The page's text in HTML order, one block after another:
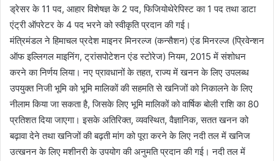
ड्रेसर के 11 पद, आहार विशेषज्ञ के 2 पद, फिजियोथेरेपिस्ट का 1 पद तथा डाटा
एंट्री ऑपरेटर के 4 पद भरने को स्वीकृति प्रदान की गई।
मंत्रिमंडल ने हिमाचल प्रदेश माइनर मिनरल्ज (कन्सैशन) एंड मिनरल्ज (प्रिवेन्शन
ऑफ इल्लिगल माइनिंग, ट्रांसपोटेशन एंड स्टोरेज) नियम, 2015 में संशोधन
करने का निर्णय लिया। नए प्रावधानों के तहत, राज्य में खनन के लिए उपलब्ध
उपयुक्त निजी भूमि को भूमि मालिकों की सहमति से खनिजों को निकालने के लिए
नीलाम किया जा सकता है, जिसके लिए भूमि मालिकों को वार्षिक बोली राशि का 80
प्रतिशत दिया जाएगा। इसके अतिरिक्त, व्यवस्थित, वैज्ञानिक, सतत खनन को
बढ़ावा देने तथा खनिजों की बढ़ती मांग को पूरा करने के लिए नदी तल में खनिज
उत्खनन के लिए मशीनरी के उपयोग की अनुमति प्रदान की गई। नदी तल में